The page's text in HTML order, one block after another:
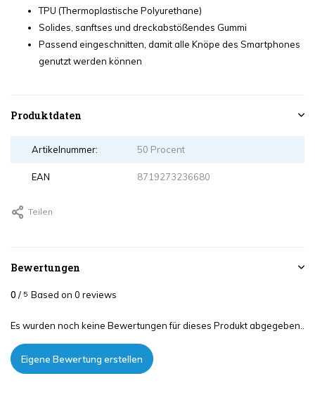
TPU (Thermoplastische Polyurethane)
Solides, sanftses und dreckabstößendes Gummi
Passend eingeschnitten, damit alle Knöpe des Smartphones
genutzt werden können
Produktdaten
Artikelnummer: 50 Procent
EAN 8719273236680
Teilen
Bewertungen
0 / 5 Based on 0 reviews
Es wurden noch keine Bewertungen für dieses Produkt abgegeben..
Eigene Bewertung erstellen